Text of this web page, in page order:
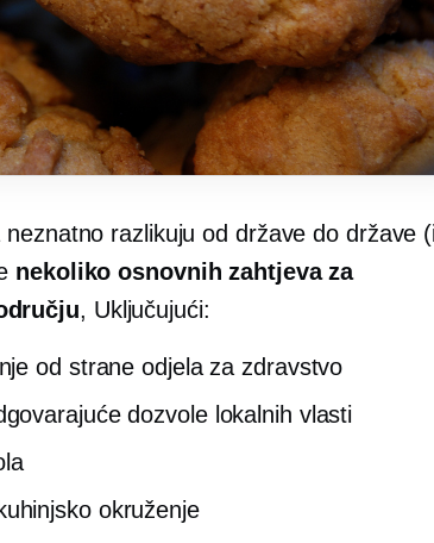
razlikuju od države do države
nekoliko osnovnih zahtjeva za
, Uključujući:
od strane odjela za zdravstvo
dozvole lokalnih vlasti
okruženje